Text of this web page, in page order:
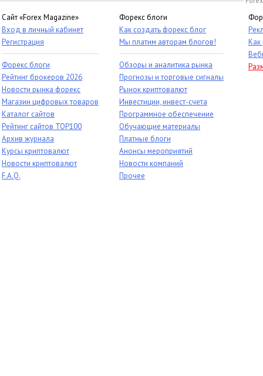
Сайт «Forex Magazine»
Вход в личный кабинет
Регистрация
Форекс блоги
Рейтинг брокеров 2026
Новости рынка форекс
Магазин цифровых товаров
Каталог сайтов
Рейтинг сайтов TOP100
Архив журнала
Курсы криптовалют
Новости криптовалют
F.A.Q.
Форекс блоги
Как создать форекс блог
Мы платим авторам блогов!
Обзоры и аналитика рынка
Прогнозы и торговые сигналы
Рынок криптовалют
Инвестиции, инвест-счета
Программное обеспечение
Обучающие материалы
Платные блоги
Анонсы мероприятий
Новости компаний
Прочее
Как